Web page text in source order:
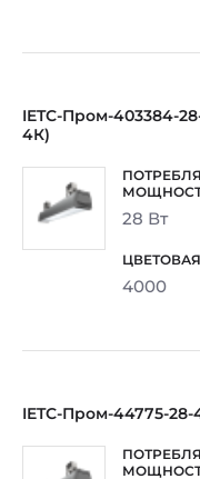
IETC-Пром-403384-
4К)
28 Вт
4000
IETC-Пром-44775-28-